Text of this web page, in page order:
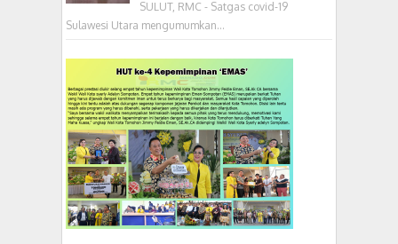
SULUT, RMC - Satgas covid-19
Sulawesi Utara mengumumkan...